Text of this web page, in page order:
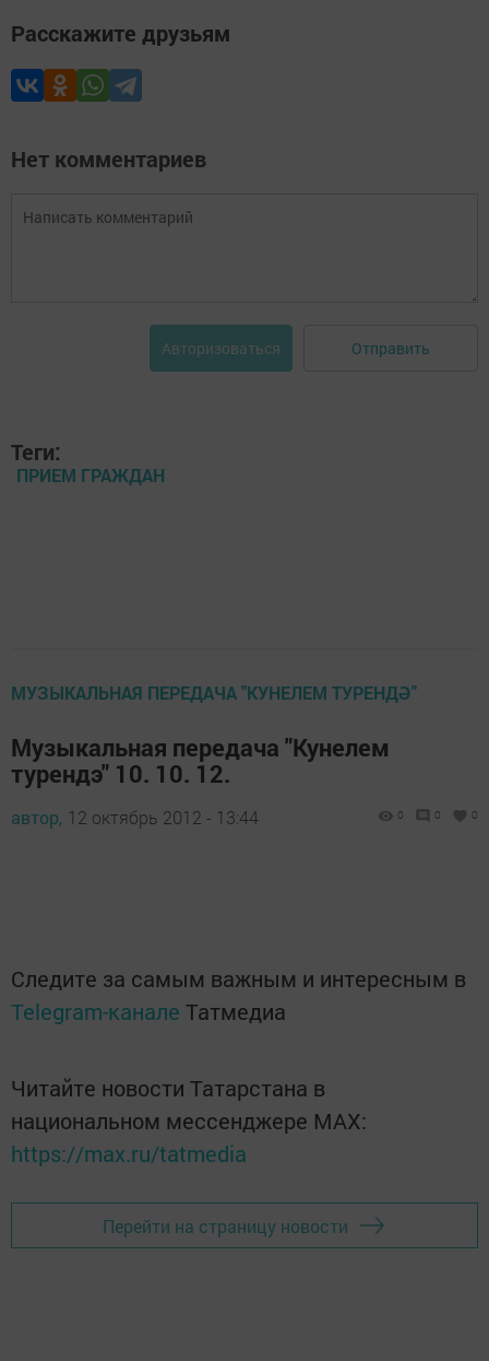
Расскажите друзьям
Нет комментариев
Авторизоваться Отправить
Теги:
ПРИЕМ ГРАЖДАН
МУЗЫКАЛЬНАЯ ПЕРЕДАЧА "КУНЕЛЕМ ТУРЕНДӘ"
Музыкальная передача "Кунелем
турендэ" 10. 10. 12.
автор, 12 октябрь 2012 - 13:44 0 0 0
Следите за самым важным и интересным в
Telegram-канале Татмедиа
Читайте новости Татарстана в
национальном мессенджере MАХ:
https://max.ru/tatmedia
Перейти на страницу новости